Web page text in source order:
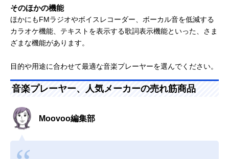
そのほかの機能
ほかにもFMラジオやボイスレコーダー、ボーカル音を低減する
カラオケ機能、テキストを表示する歌詞表示機能といった、さま
ざまな機能があります。
目的や用途に合わせて最適な音楽プレーヤーを選んでください。
音楽プレーヤー、人気メーカーの売れ筋商品
Moovoo編集部